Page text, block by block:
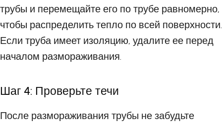
трубы и перемещайте его по трубе равномерно,
чтобы распределить тепло по всей поверхности.
Если труба имеет изоляцию, удалите ее перед
началом размораживания.
Шаг 4: Проверьте течи
После размораживания трубы не забудьте